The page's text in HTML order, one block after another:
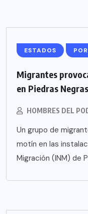
ESTADOS
Migrantes
en Piedras Negras
HOMBRES DEL
Un grupo de
motín en las
Migración (INM) de